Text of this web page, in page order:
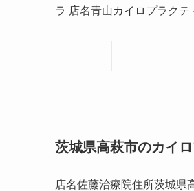
ラ 店名青山カイロプラクテ
茨城県高萩市のカイ
店名佐藤治療院住所茨城県